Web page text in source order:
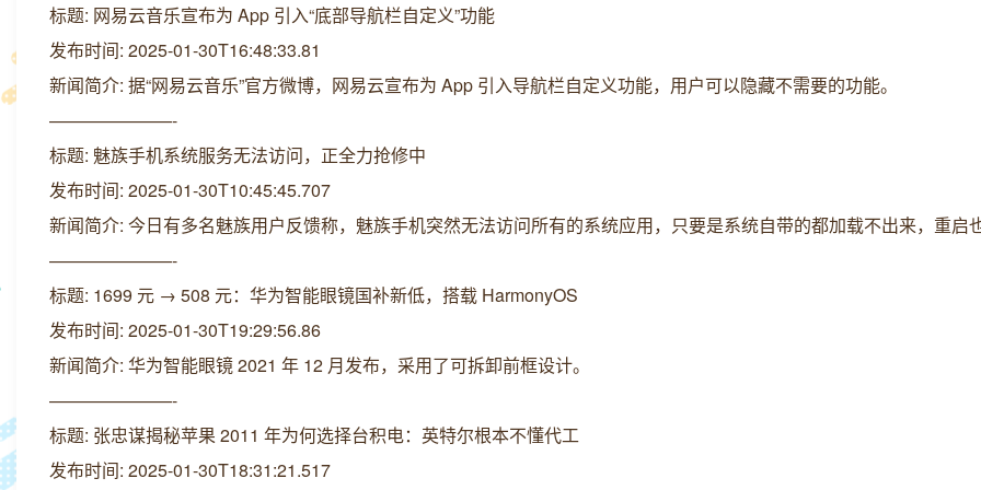
标题: 网易云音乐宣布为 App 引入“底部导航栏自定义”功能
发布时间: 2025-01-30T16:48:33.81
新闻简介: 据“网易云音乐”官方微博，网易云宣布为 App 引入导航栏自定义功能，用户可以隐藏不需要的功能。
———————-
标题: 魅族手机系统服务无法访问，正全力抢修中
发布时间: 2025-01-30T10:45:45.707
新闻简介: 今日有多名魅族用户反馈称，魅族手机突然无法访问所有的系统应用，只要是系统自带的都加载不出来，重启
———————-
标题: 1699 元 → 508 元：华为智能眼镜国补新低，搭载 HarmonyOS
发布时间: 2025-01-30T19:29:56.86
新闻简介: 华为智能眼镜 2021 年 12 月发布，采用了可拆卸前框设计。
———————-
标题: 张忠谋揭秘苹果 2011 年为何选择台积电：英特尔根本不懂代工
发布时间: 2025-01-30T18:31:21.517